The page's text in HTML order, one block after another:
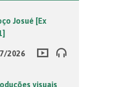
Josué [Ex
2026
visuais